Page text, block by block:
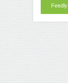
Feedly